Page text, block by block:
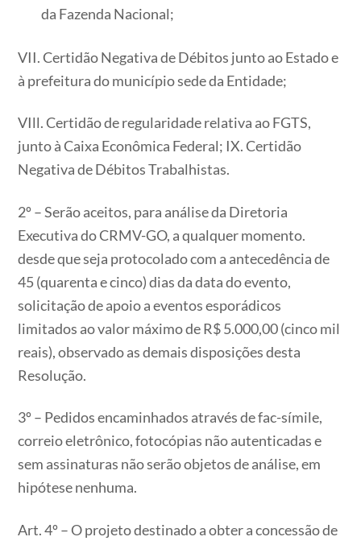
da Fazenda Nacional;
VII. Certidão Negativa de Débitos junto ao Estado e
à prefeitura do município sede da Entidade;
VIll. Certidão de regularidade relativa ao FGTS,
junto à Caixa Econômica Federal; IX. Certidão
Negativa de Débitos Trabalhistas.
2º – Serão aceitos, para análise da Diretoria
Executiva do CRMV-GO, a qualquer momento.
desde que seja protocolado com a antecedência de
45 (quarenta e cinco) dias da data do evento,
solicitação de apoio a eventos esporádicos
limitados ao valor máximo de R$ 5.000,00 (cinco mil
reais), observado as demais disposições desta
Resolução.
3º – Pedidos encaminhados através de fac-símile,
correio eletrônico, fotocópias não autenticadas e
sem assinaturas não serão objetos de análise, em
hipótese nenhuma.
Art. 4º – O projeto destinado a obter a concessão de